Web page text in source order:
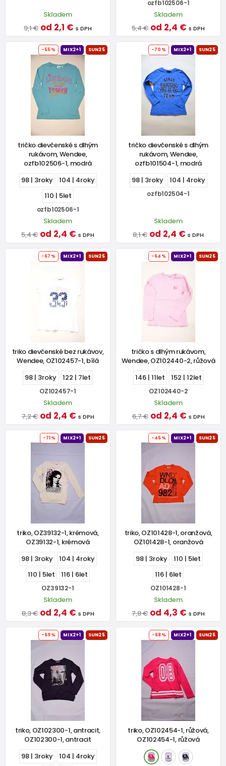
Skladem
9,1 € od 2,1 € s DPH
ozfb102506-1
Skladem
5,4 € od 2,4 € s DPH
-55% MIX2+1 SUN25
tričko dievčenské s dlhým
rukávom, Wendee,
ozfb102506-1, modrá
98 | 3roky
104 | 4roky
110 | 5let
ozfb102506-1
Skladem
5,4 € od 2,4 € s DPH
-70% MIX2+1 SUN25
tričko dievčenské s dlhým
rukávom, Wendee,
ozfb101504-1, modrá
98 | 3roky
104 | 4roky
ozfb102504-1
Skladem
8,1 € od 2,4 € s DPH
-67% MIX2+1 SUN25
triko dievčenské bez rukávov,
Wendee, OZ102457-1, bílá
98 | 3roky
122 | 7let
OZ102457-1
Skladem
7,2 € od 2,4 € s DPH
-64% MIX2+1 SUN25
tričko s dlhým rukávom,
Wendee, OZ102440-2, růžová
146 | 11let
152 | 12let
OZ102440-2
Skladem
6,7 € od 2,4 € s DPH
-71% MIX2+1 SUN25
triko, OZ39132-1, krémová,
OZ39132-1, krémová
98 | 3roky
104 | 4roky
110 | 5let
116 | 6let
OZ39132-1
Skladem
8,3 € od 2,4 € s DPH
-45% MIX2+1 SUN25
triko, OZ101428-1, oranžová,
OZ101428-1, oranžová
98 | 3roky
110 | 5let
116 | 6let
OZ101428-1
Skladem
7,8 € od 4,3 € s DPH
-69% MIX2+1 SUN25
triko, OZ102300-1, antracit,
OZ102300-1, antracit
98 | 3roky
104 | 4roky
-68% MIX2+1 SUN25
triko, OZ102454-1, růžová,
OZ102454-1, růžová